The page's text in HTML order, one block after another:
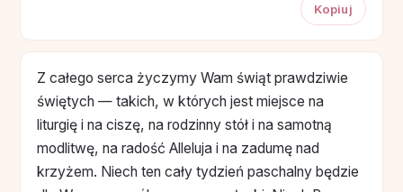
Kopiuj
Z całego serca życzymy Wam świąt prawdziwie
świętych — takich, w których jest miejsce na
liturgię i na ciszę, na rodzinny stół i na samotną
modlitwę, na radość Alleluja i na zadumę nad
krzyżem. Niech ten cały tydzień paschalny będzie